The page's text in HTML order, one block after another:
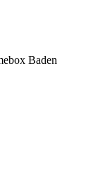
Baden